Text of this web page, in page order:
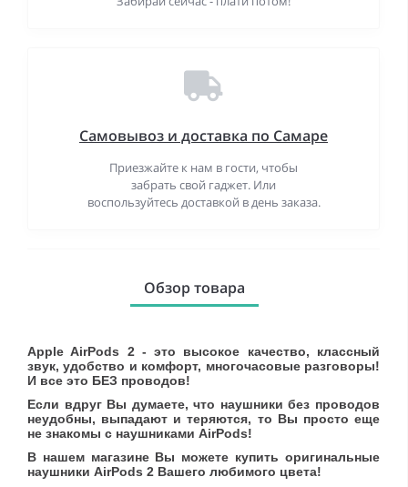
Самовывоз и доставка по Самаре
Приезжайте к нам в гости, чтобы
забрать свой гаджет. Или
воспользуйтесь доставкой в день заказа.
Обзор товара
Apple AirPods 2 - это высокое качество, классный
звук, удобство и комфорт, многочасовые разговоры!
И все это БЕЗ проводов!
Если вдруг Вы думаете, что наушники без проводов
неудобны, выпадают и теряются, то Вы просто еще
не знакомы с наушниками AirPods!
В нашем магазине Вы можете купить оригинальные
наушники AirPods 2 Вашего любимого цвета!